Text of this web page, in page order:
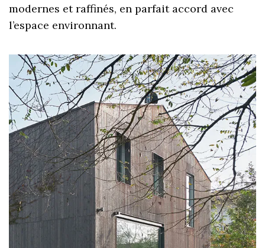
modernes et raffinés, en parfait accord avec
l’espace environnant.